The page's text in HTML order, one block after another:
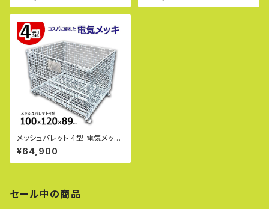
m コスパに優れた電気メッキ仕
m サビや腐食に強いドブメッキ
メッシュパレット 4型 電気メッキ
（半開タイプ） L1000×W1200×
H890mm 網目ピッチ50×50m
m コスパに優れた電気メッキ仕
¥64,900
セール中の商品